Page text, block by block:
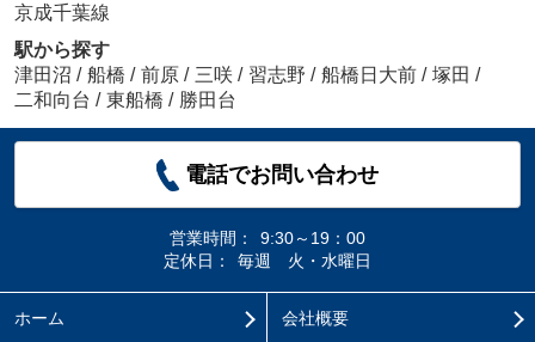
京成千葉線
駅から探す
津田沼 / 船橋 / 前原 / 三咲 / 習志野 / 船橋日大前 / 塚田 /
二和向台 / 東船橋 / 勝田台
電話でお問い合わせ
営業時間：
9:30～19：00
定休日：
毎週 火・水曜日
ホーム 会社概要